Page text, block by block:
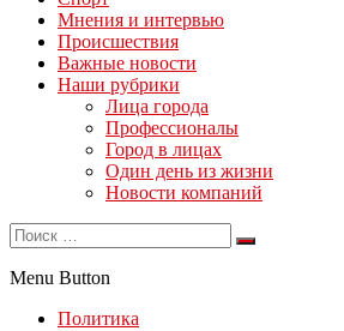
Мнения и интервью
Происшествия
Важные новости
Наши рубрики
Лица города
Профессионалы
Город в лицах
Один день из жизни
Новости компаний
Menu Button
Политика